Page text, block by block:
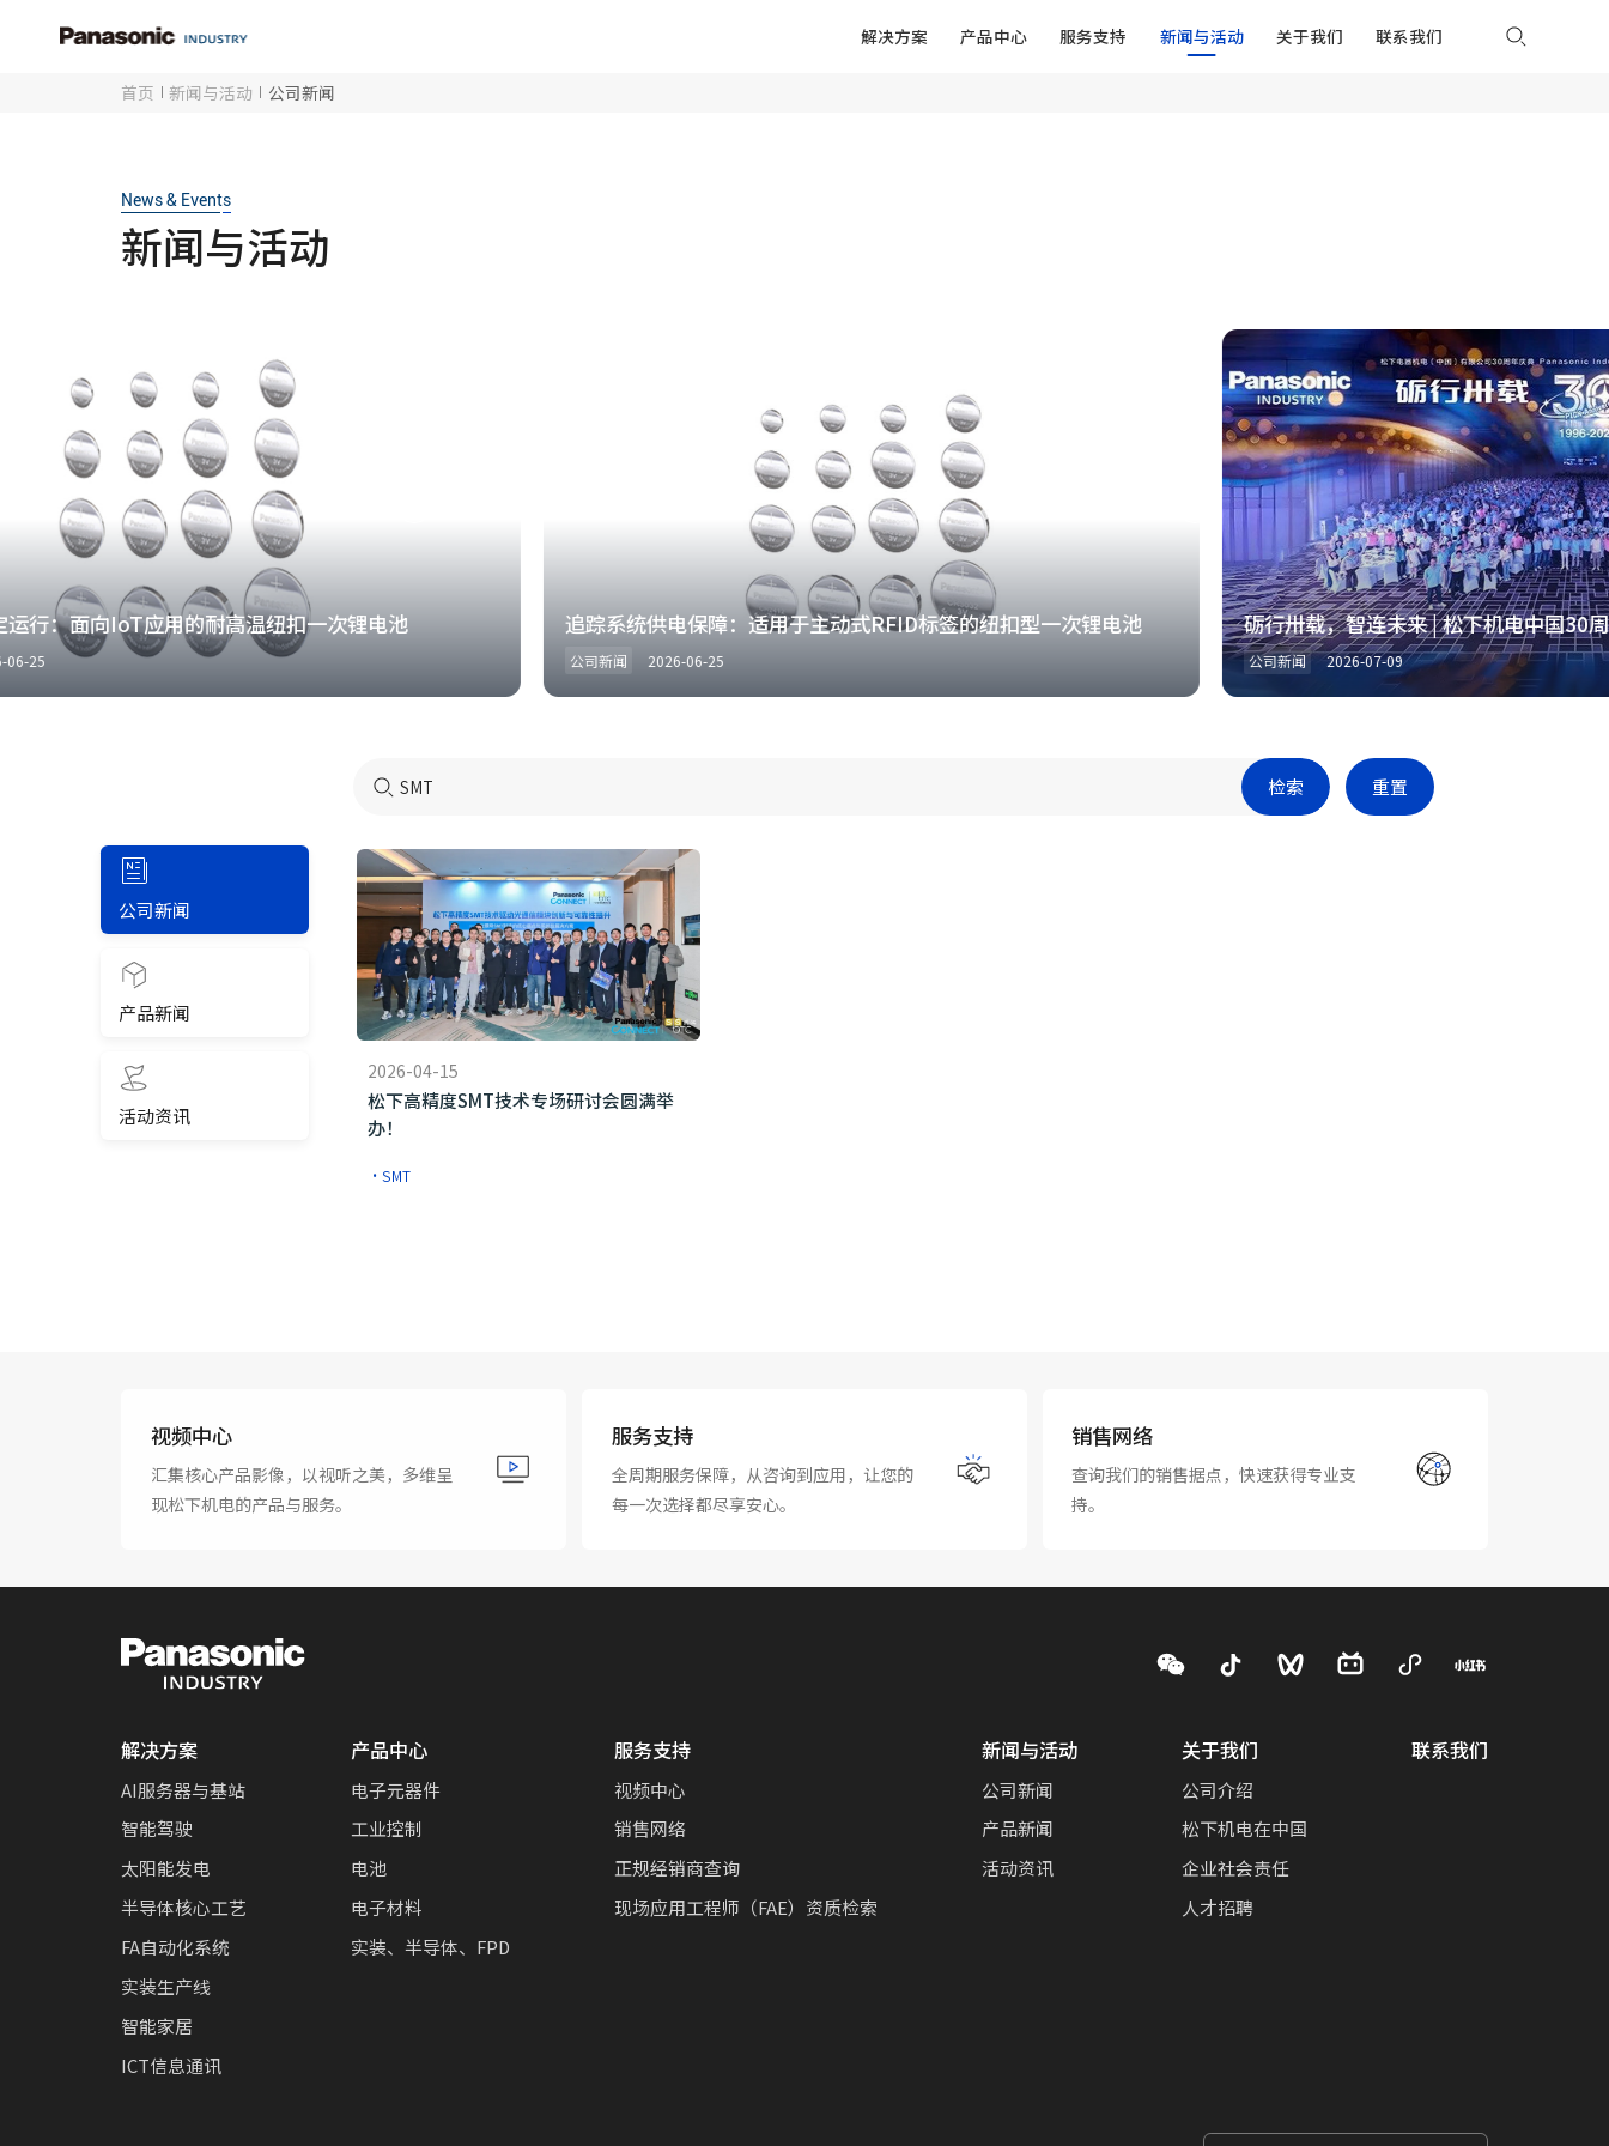
解决方案 产品中心 服务支持 新闻与活动 关于我们 联系我们
首页 新闻与活动 公司新闻
News & Events
新闻与活动
向IoT应用的耐高温纽扣一次锂电池 追踪系统供电保障：适用于主动式RFID标签的纽扣型一次锂电池
2026-06-25
砺行卅载，智连未来 | 松下机电中国30周年庆
公司新闻 2026-07-09
公司新闻
产品新闻
活动资讯
检索 重置
2026-04-15
松下高精度SMT技术专场研讨会圆满举
办！
·SMT
视频中心
汇集核心产品影像，以视听之美，多维呈
现松下机电的产品与服务。
服务支持
全周期服务保障，从咨询到应用，让您的
每一次选择都尽享安心。
销售网络
查询我们的销售据点，快速获得专业支
持。
解决方案
AI服务器与基站
智能驾驶
太阳能发电
半导体核心工艺
FA自动化系统
实装生产线
智能家居
ICT信息通讯
产品中心
电子元器件
工业控制
电池
电子材料
实装、半导体、FPD
服务支持
视频中心
销售网络
正规经销商查询
现场应用工程师（FAE）资质检索
新闻与活动
公司新闻
产品新闻
活动资讯
关于我们
公司介绍
松下机电在中国
企业社会责任
人才招聘
联系我们